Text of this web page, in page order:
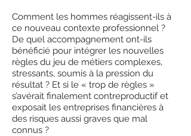
Comment les hommes réagissent-ils à
ce nouveau contexte professionnel ?
De quel accompagnement ont-ils
bénéficié pour intégrer les nouvelles
règles du jeu de métiers complexes,
stressants, soumis à la pression du
résultat ? Et si le « trop de règles »
s’avérait finalement contreproductif et
exposait les entreprises financières à
des risques aussi graves que mal
connus ?